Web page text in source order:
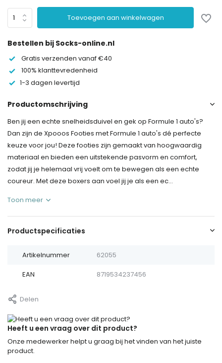
Toevoegen aan winkelwagen
Bestellen bij Socks-online.nl
Gratis verzenden vanaf €40
100% klanttevredenheid
1-3 dagen levertijd
Productomschrijving
Ben jij een echte snelheidsduivel en gek op Formule 1 auto's?
Dan zijn de Xpooos Footies met Formule 1 auto's dé perfecte
keuze voor jou! Deze footies zijn gemaakt van hoogwaardig
materiaal en bieden een uitstekende pasvorm en comfort,
zodat jij je helemaal vrij voelt om te bewegen als een echte
coureur. Met deze boxers aan voel jij je als een ec...
Toon meer
Productspecificaties
Artikelnummer 62055
EAN 8719534237456
Delen
Heeft u een vraag over dit product?
Onze medewerker helpt u graag bij het vinden van het juiste
product.